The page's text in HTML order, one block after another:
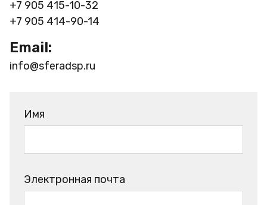
+7 905 415-10-32
+7 905 414-90-14
Email:
info@sferadsp.ru
Имя
Электронная почта